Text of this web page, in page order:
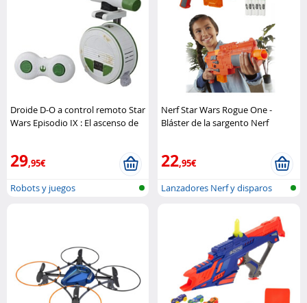
Droide D-O a control remoto Star
Wars Episodio IX : El ascenso de
29,95€
Robots y juegos
Nerf Star Wars Rogue One -
Bláster de la sargento Nerf
22,95€
Lanzadores Nerf y disparos